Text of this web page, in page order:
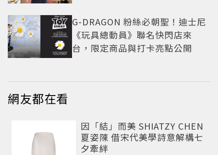
G-DRAGON 粉絲必朝聖！迪士尼
《玩具總動員》聯名快閃店來
台，限定商品與打卡亮點公開
網友都在看
因「結」而美 SHIATZY CHEN
夏姿陳 借宋代美學詩意解構七
夕牽絆